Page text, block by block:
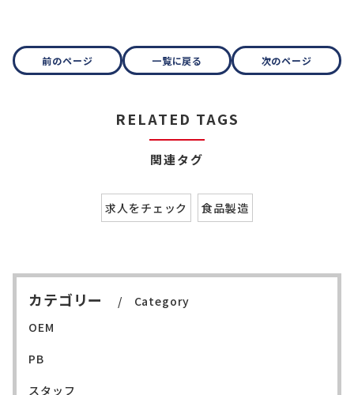
前のページ 一覧に戻る 次のページ
RELATED TAGS
関連タグ
求人をチェック 食品製造
カテゴリー
Category
OEM
PB
スタッフ